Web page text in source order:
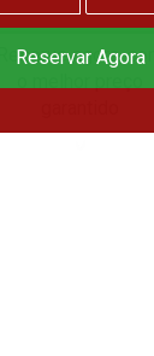
Reserve agora, com
Reservar Agora